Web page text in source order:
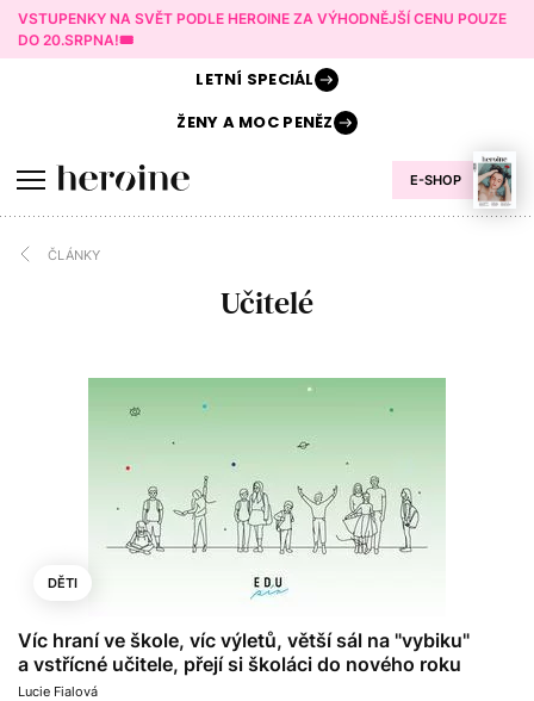
VSTUPENKY NA SVĚT PODLE HEROINE ZA VÝHODNĚJŠÍ CENU POUZE
DO 20.SRPNA!🎟️
E-SHOP
LETNÍ SPECIÁL
ŽENY AMOC PENĚZ
ČLÁNKY
Učitelé
DĚTI
Víc hraní ve škole, víc výletů, větší sál na "vybiku"
a vstřícné učitele, přejí si školáci do nového roku
Lucie Fialová